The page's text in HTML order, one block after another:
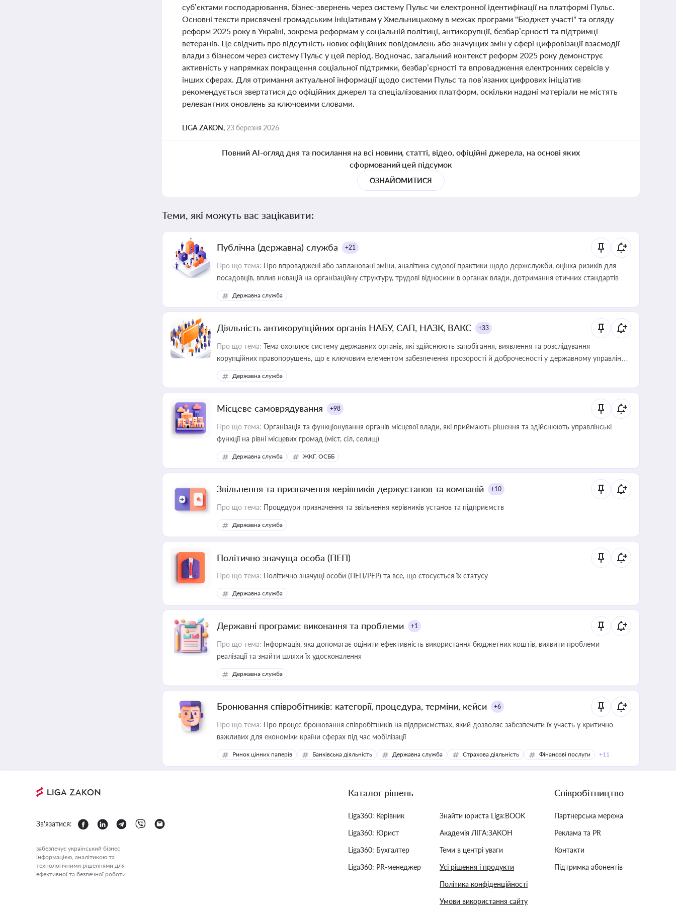
суб’єктами господарювання, бізнес-звернень через систему Пульс чи електронної ідентифікації на платформі Пульс.
Основні тексти присвячені громадським ініціативам у Хмельницькому в межах програми "Бюджет участі" та огляду
реформ 2025 року в Україні, зокрема реформам у соціальній політиці, антикорупції, безбар’єрності та підтримці
ветеранів. Це свідчить про відсутність нових офіційних повідомлень або значущих змін у сфері цифровізації взаємодії
влади з бізнесом через систему Пульс у цей період. Водночас, загальний контекст реформ 2025 року демонструє
активність у напрямках покращення соціальної підтримки, безбар’єрності та впровадження електронних сервісів у
інших сферах. Для отримання актуальної інформації щодо системи Пульс та пов’язаних цифрових ініціатив
рекомендується звертатися до офіційних джерел та спеціалізованих платформ, оскільки надані матеріали не містять
релевантних оновлень за ключовими словами.
LIGA ZAKON, 23 березня 2026
Повний AI-огляд дня та посилання на всі новини, статті, відео, офіційні джерела, на основі яких
сформований цей підсумок
ОЗНАЙОМИТИСЯ
Теми, які можуть вас зацікавити:
Публічна (державна) служба +21
Про що тема: Про впроваджені або заплановані зміни, аналітика судової практики щодо держслужби, оцінка ризиків для
посадовців, вплив новацій на організаційну структуру, трудові відносини в органах влади, дотримання етичних стандартів
Державна служба
Діяльність антикорупційних органів НАБУ, САП, НАЗК, ВАКС +33
Про що тема: Тема охоплює систему державних органів, які здійснюють запобігання, виявлення та розслідування
корупційних правопорушень, що є ключовим елементом забезпечення прозорості й доброчесності у державному управлінні
та бізнесі
Державна служба
Місцеве самоврядування +98
Про що тема: Організація та функціонування органів місцевої влади, які приймають рішення та здійснюють управлінські
функції на рівні місцевих громад (міст, сіл, селищ)
Державна служба ЖКГ, ОСББ
Звільнення та призначення керівників держустанов та компаній +10
Про що тема: Процедури призначення та звільнення керівників установ та підприємств
Державна служба
Політично значуща особа (ПЕП)
Про що тема: Політично значущі особи (ПЕП/PEP) та все, що стосується їх статусу
Державна служба
Державні програми: виконання та проблеми +1
Про що тема: Інформація, яка допомагає оцінити ефективність використання бюджетних коштів, виявити проблеми
реалізації та знайти шляхи їх удосконалення
Державна служба
Бронювання співробітників: категорії, процедура, терміни, кейси +6
Про що тема: Про процес бронювання співробітників на підприємствах, який дозволяє забезпечити їх участь у критично
важливих для економіки країни сферах під час мобілізації
Ринок цінних паперів Банківська діяльність Державна служба Страхова діяльність Фінансові послуги +11
Зв'язатися:
забезпечує український бізнес
інформацією, аналітикою та
технологічними рішеннями для
ефективної та безпечної роботи.
Каталог рішень
Liga360: Керівник
Liga360: Юрист
Liga360: Бухгалтер
Liga360: PR-менеджер
Знайти юриста Liga:BOOK
Академія ЛІГА:ЗАКОН
Теми в центрі уваги
Усі рішення і продукти
Політика конфіденційності
Умови використання сайту
Співробітництво
Партнерська мережа
Реклама та PR
Контакти
Підтримка абонентів